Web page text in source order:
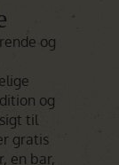
og
og
til
gratis
en bar,